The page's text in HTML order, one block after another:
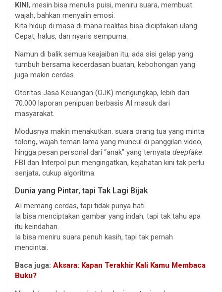
KINI , mesin bisa menulis puisi, meniru suara, membuat
wajah, bahkan menyalin emosi.
Kita hidup di masa di mana realitas bisa diciptakan ulang.
Cepat, halus, dan nyaris sempurna.
Namun di balik semua keajaiban itu, ada sisi gelap yang
tumbuh bersama kecerdasan buatan, kebohongan yang
juga makin cerdas.
Otoritas Jasa Keuangan (OJK) mengungkap, lebih dari
70.000 laporan penipuan berbasis AI masuk dari
masyarakat.
Modusnya makin menakutkan. suara orang tua yang minta
tolong, wajah teman lama yang muncul di panggilan video,
hingga pesan personal dari “anak” yang ternyata deepfake.
FBI dan Interpol pun mengingatkan, kejahatan kini tak perlu
senjata, cukup algoritma.
Dunia yang Pintar, tapi Tak Lagi Bijak
AI memang cerdas, tapi tidak punya hati.
Ia bisa menciptakan gambar yang indah, tapi tak tahu apa
itu keindahan.
Ia bisa meniru suara penuh kasih, tapi tak pernah
mencintai.
Baca juga: Aksara: Kapan Terakhir Kali Kamu Membaca
Buku?